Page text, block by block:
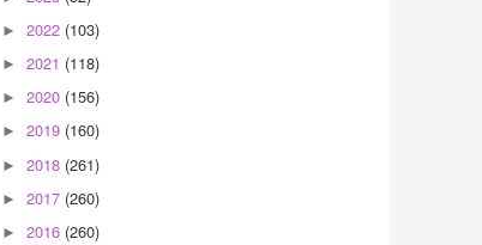
► 2022 (103)
► 2021 (118)
► 2020 (156)
► 2019 (160)
► 2018 (261)
► 2017 (260)
► 2016 (260)